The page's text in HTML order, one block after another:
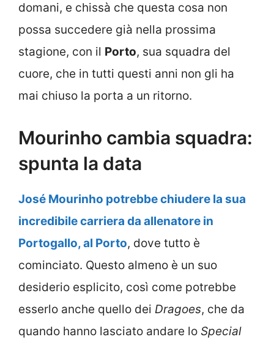
domani, e chissà che questa cosa non
possa succedere già nella prossima
stagione, con il Porto, sua squadra del
cuore, che in tutti questi anni non gli ha
mai chiuso la porta a un ritorno.
Mourinho cambia squadra:
spunta la data
José Mourinho potrebbe chiudere la sua
incredibile carriera da allenatore in
Portogallo, al Porto, dove tutto è
cominciato. Questo almeno è un suo
desiderio esplicito, così come potrebbe
esserlo anche quello dei Dragoes, che da
quando hanno lasciato andare lo Special